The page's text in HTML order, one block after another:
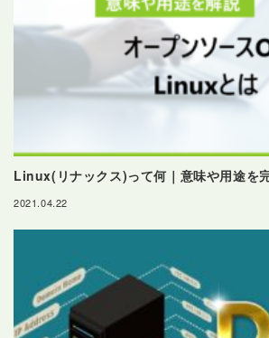
Linux(リナックス)って何｜意味や用途を
2021.04.22